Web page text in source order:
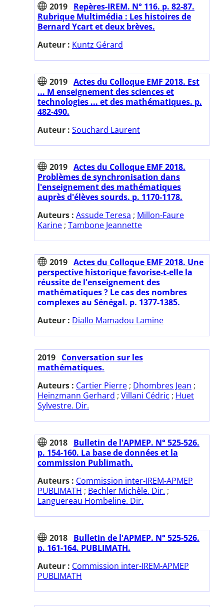
2019 Repères-IREM. N° 116. p. 82-87.
Rubrique Multimédia : Les histoires de
Bernard Ycart et deux brèves.
Auteur : Kuntz Gérard
2019 Actes du Colloque EMF 2018. Est
... M enseignement des sciences et
technologies ... et des mathématiques. p.
482-490.
Auteur : Souchard Laurent
2019 Actes du Colloque EMF 2018.
Problèmes de synchronisation dans
l'enseignement des mathématiques
auprès d'élèves sourds. p. 1170-1178.
Auteurs : Assude Teresa ; Millon-Faure
Karine ; Tambone Jeannette
2019 Actes du Colloque EMF 2018. Une
perspective historique favorise-t-elle la
réussite de l'enseignement des
mathématiques ? Le cas des nombres
complexes au Sénégal. p. 1377-1385.
Auteur : Diallo Mamadou Lamine
2019 Conversation sur les
mathématiques.
Auteurs : Cartier Pierre ; Dhombres Jean ;
Heinzmann Gerhard ; Villani Cédric ; Huet
Sylvestre. Dir.
2018 Bulletin de l'APMEP. N° 525-526.
p. 154-160. La base de données et la
commission Publimath.
Auteurs : Commission inter-IREM-APMEP
PUBLIMATH ; Bechler Michèle. Dir. ;
Languereau Hombeline. Dir.
2018 Bulletin de l'APMEP. N° 525-526.
p. 161-164. PUBLIMATH.
Auteur : Commission inter-IREM-APMEP
PUBLIMATH